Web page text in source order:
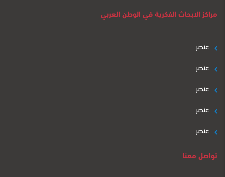
مراكز الابحاث الفكرية في الوطن العربي
عنصر
عنصر
عنصر
عنصر
عنصر
تواصل معنا